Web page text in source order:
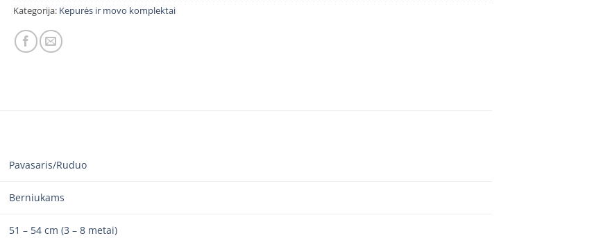
Kategorija: Kepurės ir movo komplektai
Pavasaris/Ruduo
Berniukams
51 – 54 cm (3 – 8 metai)